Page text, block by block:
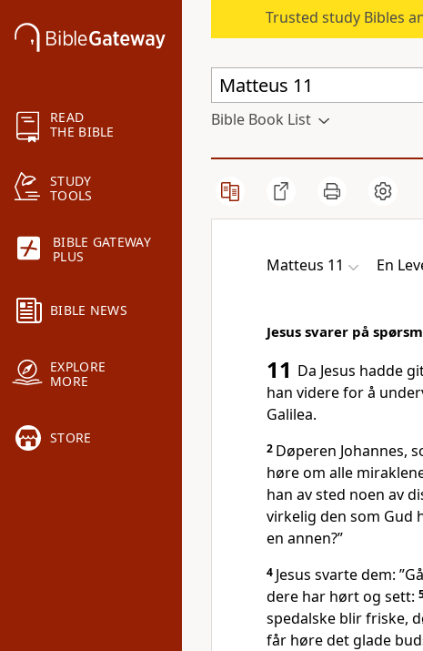
READ
THE BIBLE
STUDY
TOOLS
BIBLE GATEWAY
PLUS
BIBLE NEWS
EXPLORE
MORE
STORE
Trusted study Bibles
Bible Book List
Matteus 11 En
Jesus svarer på
11 Da Jesus hadde
han videre for å
Galilea.
2 Døperen Johannes,
høre om alle
han av sted noen av
virkelig den som Gud
en annen?”
4 Jesus svarte dem:
dere har hørt og sett:
spedalske blir friske,
får høre det glade